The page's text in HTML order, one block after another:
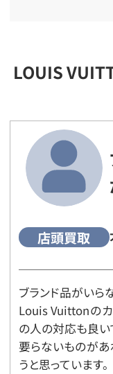
LOUIS
店頭買取
ブランド品がいら
Louis Vuittonの
の人の対応も良い
要らないものがあ
うと思っています。